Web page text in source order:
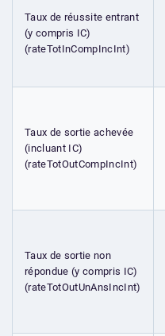
Taux de réussite entrant
(y compris IC)
(rateTotInCompIncInt)
Taux de sortie achevée
(incluant IC)
(rateTotOutCompIncInt)
Taux de sortie non
répondue (y compris IC)
(rateTotOutUnAnsIncInt)